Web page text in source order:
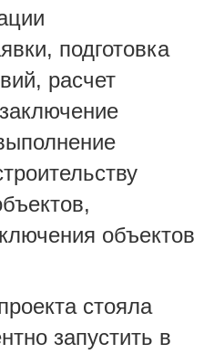
подготовка
расчет
объектов
стояла
запустить в